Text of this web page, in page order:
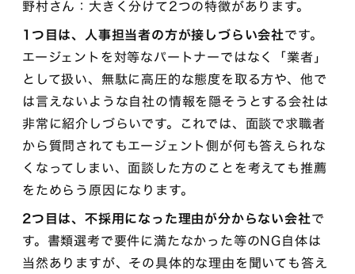
野村さん：大きく分けて2つの特徴があります。
1つ目は、人事担当者の方が接しづらい会社です。
エージェントを対等なパートナーではなく「業者」
として扱い、無駄に高圧的な態度を取る方や、他で
は言えないような自社の情報を隠そうとする会社は
非常に紹介しづらいです。これでは、面談で求職者
から質問されてもエージェント側が何も答えられな
くなってしまい、面談した方のことを考えても推薦
をためらう原因になります。
2つ目は、不採用になった理由が分からない会社で
す。書類選考で要件に満たなかった等のNG自体は
当然ありますが、その具体的な理由を聞いても答え